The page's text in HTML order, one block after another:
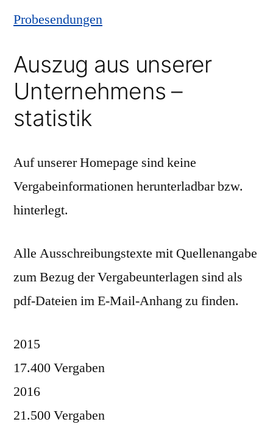
Probesendungen
Auszug aus unserer
Unternehmens –
statistik
Auf unserer Homepage sind keine
Vergabeinformationen herunterladbar bzw.
hinterlegt.
Alle Ausschreibungstexte mit Quellenangabe
zum Bezug der Vergabeunterlagen sind als
pdf-Dateien im E-Mail-Anhang zu finden.
2015
17.400 Vergaben
2016
21.500 Vergaben